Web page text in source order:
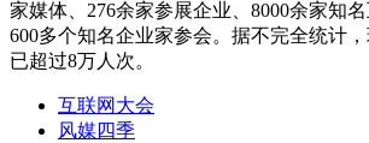
家媒体、276余家参展企业、8000余家知
600多个知名企业家参会。据不完全统计
已超过8万人次。
互联网大会
风媒四季